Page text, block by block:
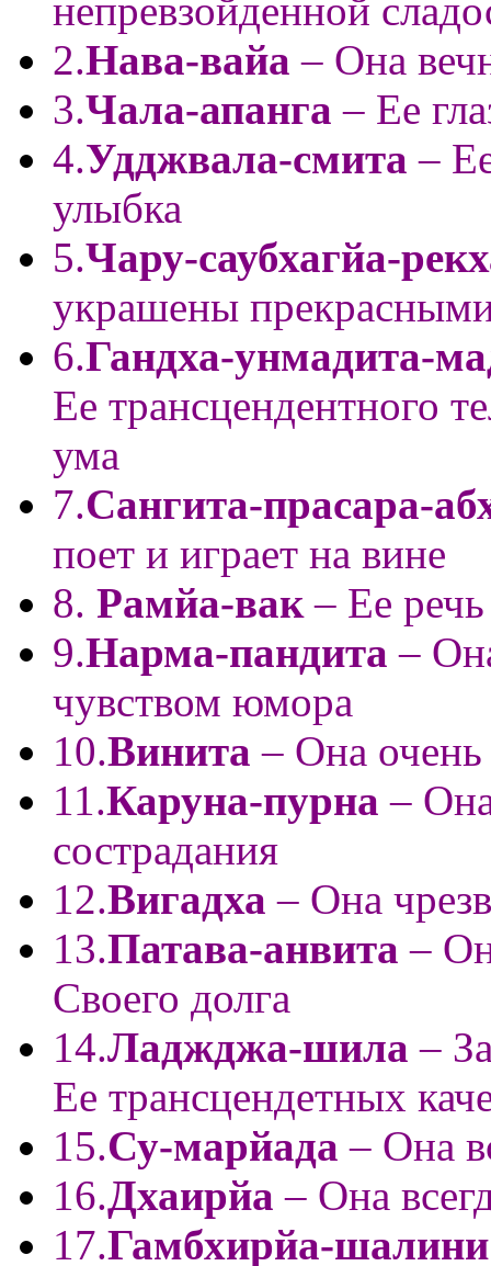
непревзойденной
2.Нава-вайа – Она
3.Чала-апанга – Ее
4.Удджвала-смита –
улыбка
5.Чару-саубхагйа-
украшены
6.Гандха-унмадита-
Ее трансцендентного
ума
7.Сангита-прасара-
поет и играет на вине
8. Рамйа-вак– Ее
9.Нарма-пандита –
чувством юмора
10.Винита – Она
11.Каруна-пурна –
сострадания
12.Вигадха – Она
13.Патава-анвита –
Своего долга
14.Ладжджа-шила –
Ее трансцендетных
15.Су-марйада – Она
16.Дхаирйа– Она
17.Гамбхирйа-шалини